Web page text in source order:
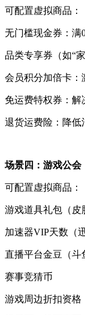
可配置虚拟商品：
无门槛现金券：满
品类专享券（如“家
会员积分加倍卡：
免运费特权券：解
退货运费险：降低
场景四：游戏公会
可配置虚拟商品：
游戏道具礼包（皮
加速器VIP天数（
直播平台金豆（斗
赛事竞猜币
游戏周边折扣资格